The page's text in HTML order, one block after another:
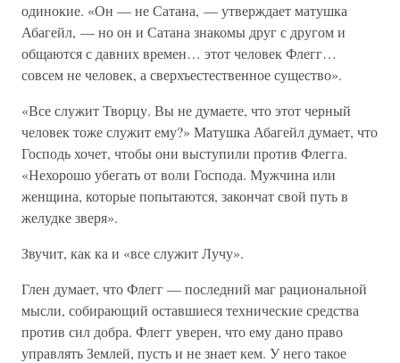
одинокие. «Он — не Сатана, — утверждает матушка
Абагейл, — но он и Сатана знакомы друг с другом и
общаются с давних времен… этот человек Флегг…
совсем не человек, а сверхъестественное существо».
«Все служит Творцу. Вы не думаете, что этот черный
человек тоже служит ему?» Матушка Абагейл думает, что
Господь хочет, чтобы они выступили против Флегга.
«Нехорошо убегать от воли Господа. Мужчина или
женщина, которые попытаются, закончат свой путь в
желудке зверя».
Звучит, как ка и «все служит Лучу».
Глен думает, что Флегг — последний маг рациональной
мысли, собирающий оставшиеся технические средства
против сил добра. Флегг уверен, что ему дано право
управлять Землей, пусть и не знает кем. У него такое